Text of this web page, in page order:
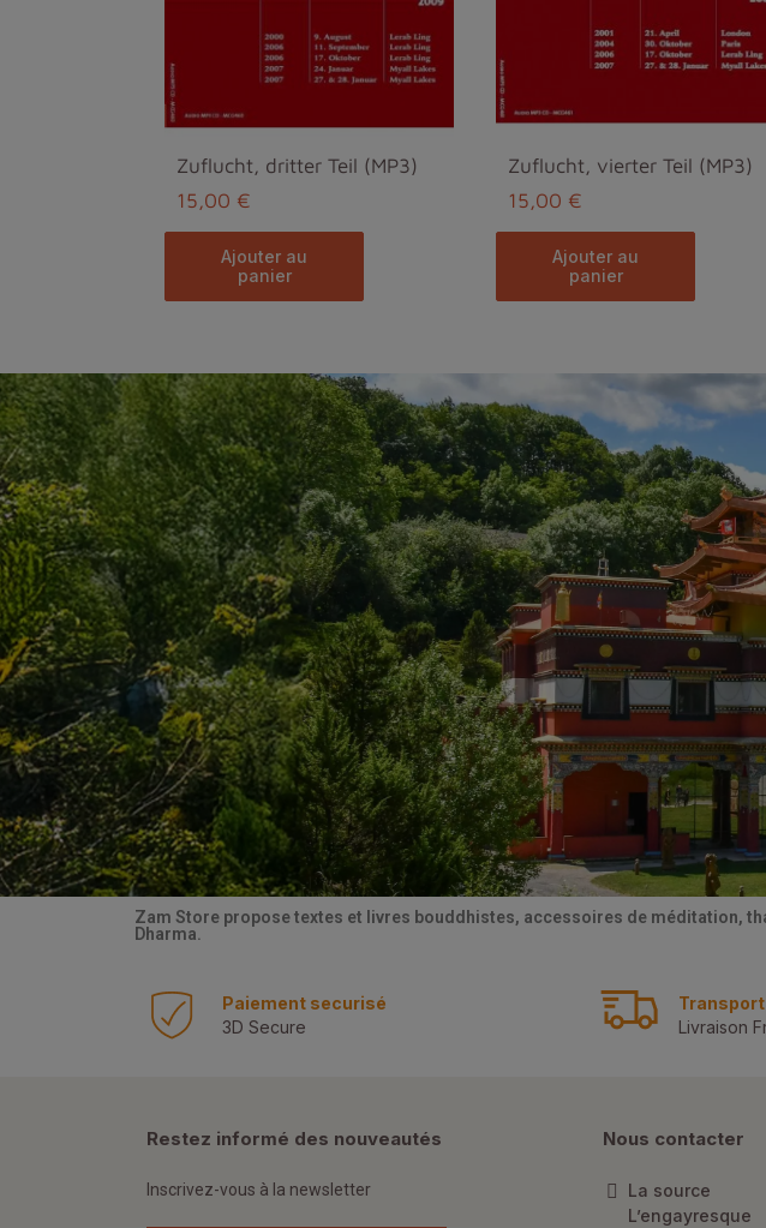
Zuflucht, dritter Teil (MP3)
15,00 €
ajouter au
panier
Zuflucht, vierter Teil (MP3)
15,00 €
ajouter au
panier
Zam Store propose textes et livres bouddhistes, accessoires de méditation,
Dharma.
Paiement securisé
3D Secure
Livraison
Restez informé des nouveautés
Inscrivez-vous à la newsletter
Nous contacter
La source
L’engayresque